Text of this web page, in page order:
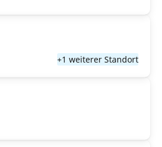
+1 weiterer Standort